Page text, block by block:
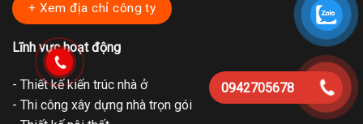
+ Xem địa chỉ công ty
Lĩnh vực hoạt động
- Thiết kế kiến trúc nhà ở
- Thi công xây dựng nhà trọn gói
0942705678